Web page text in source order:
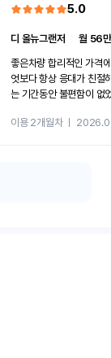
5.0
디 올뉴그랜저 ㅣ월 56
좋은차량 합리적인 가격
엇보다 항상 응대가 친절
는 기간동안 불편함이 없
카 렌트 고민없이 강추합
이용 2개월차ㅣ